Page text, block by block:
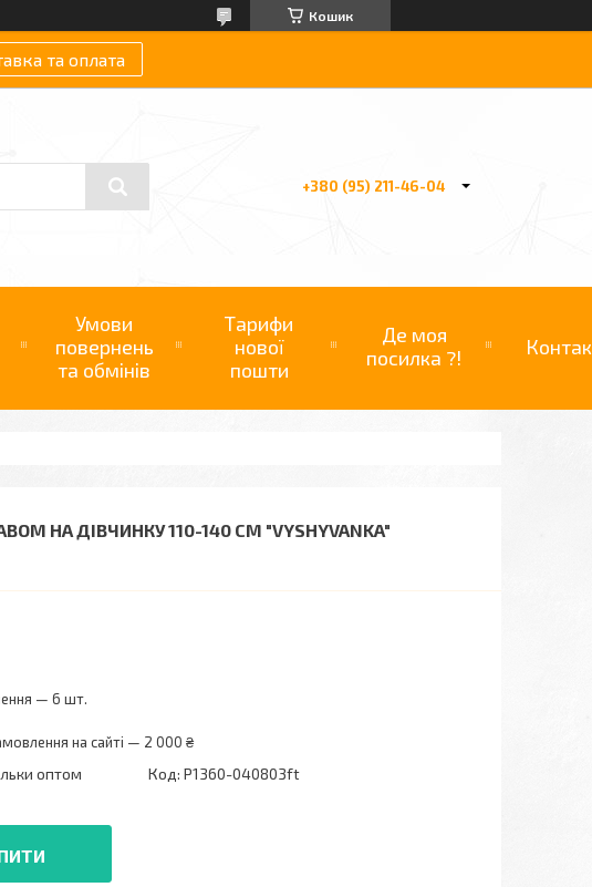
Кошик
та оплата
+380 (95) 211-46-04
Умови
повернень
та обмінів
Тарифи
нової
пошти
Де моя
посилка ?!
НА ДІВЧИНКУ 110-140 СМ "VYSHYVANKA"
— 6 шт.
на сайті — 2 000 ₴
оптом Код: P1360-040803ft